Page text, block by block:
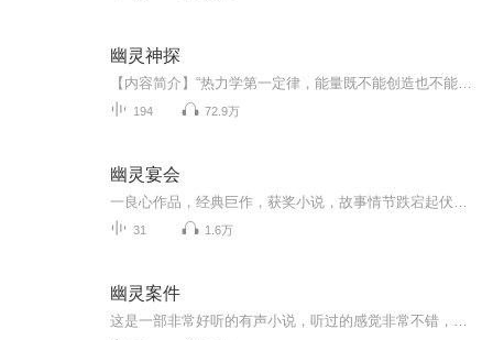
幽灵神探
194 72.9万
幽灵宴会
31 1.6万
幽灵案件